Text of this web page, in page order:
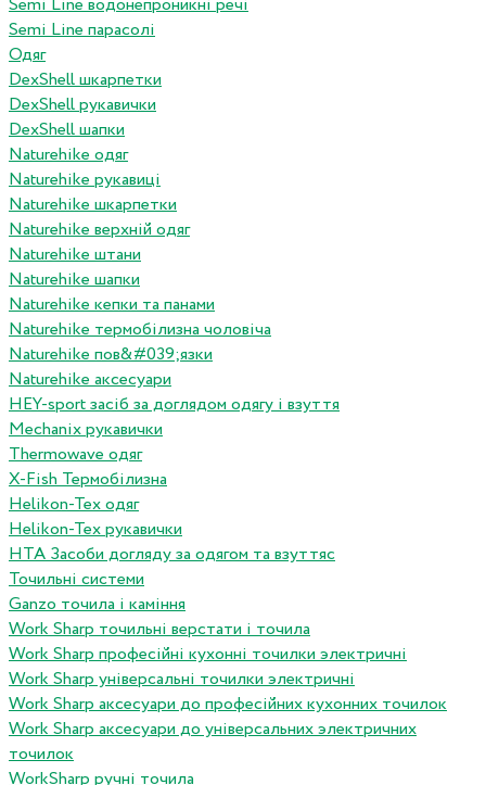
Semi Line водонепроникні речі
Semi Line парасолі
Одяг
DexShell шкарпетки
DexShell рукавички
DexShell шапки
Naturehike одяг
Naturehike рукавиці
Naturehike шкарпетки
Naturehike верхній одяг
Naturehike штани
Naturehike шапки
Naturehike кепки та панами
Naturehike термобілизна чоловіча
Naturehike пов&#039;язки
Naturehike аксесуари
HEY-sport засіб за доглядом одягу і взуття
Mechanix рукавички
Thermowave одяг
X-Fish Термобілизна
Helikon-Tex одяг
Helikon-Tex рукавички
HTA Засоби догляду за одягом та взуттяс
Точильні системи
Ganzo точила і каміння
Work Sharp точильні верстати і точила
Work Sharp професiйнi кухоннi точилки электричнi
Work Sharp унiверсальнi точилки электричнi
Work Sharp аксесуари до професiйних кухонних точилок
Work Sharp аксесуари до унiверсальних электричних
точилок
WorkSharp ручні точила